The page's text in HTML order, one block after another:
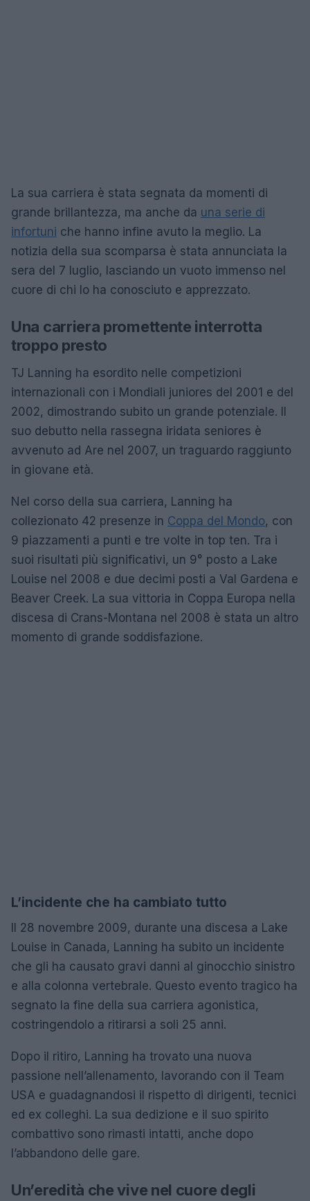
La sua carriera è stata segnata da momenti di
grande brillantezza, ma anche da una serie di
infortuni che hanno infine avuto la meglio. La
notizia della sua scomparsa è stata annunciata la
sera del 7 luglio, lasciando un vuoto immenso nel
cuore di chi lo ha conosciuto e apprezzato.
Una carriera promettente interrotta
troppo presto
TJ Lanning ha esordito nelle competizioni
internazionali con i Mondiali juniores del 2001 e del
2002, dimostrando subito un grande potenziale. Il
suo debutto nella rassegna iridata seniores è
avvenuto ad Are nel 2007, un traguardo raggiunto
in giovane età.
Nel corso della sua carriera, Lanning ha
collezionato 42 presenze in Coppa del Mondo, con
9 piazzamenti a punti e tre volte in top ten. Tra i
suoi risultati più significativi, un 9° posto a Lake
Louise nel 2008 e due decimi posti a Val Gardena e
Beaver Creek. La sua vittoria in Coppa Europa nella
discesa di Crans-Montana nel 2008 è stata un altro
momento di grande soddisfazione.
L’incidente che ha cambiato tutto
Il 28 novembre 2009, durante una discesa a Lake
Louise in Canada, Lanning ha subito un incidente
che gli ha causato gravi danni al ginocchio sinistro
e alla colonna vertebrale. Questo evento tragico ha
segnato la fine della sua carriera agonistica,
costringendolo a ritirarsi a soli 25 anni.
Dopo il ritiro, Lanning ha trovato una nuova
passione nell’allenamento, lavorando con il Team
USA e guadagnandosi il rispetto di dirigenti, tecnici
ed ex colleghi. La sua dedizione e il suo spirito
combattivo sono rimasti intatti, anche dopo
l’abbandono delle gare.
Un’eredità che vive nel cuore degli